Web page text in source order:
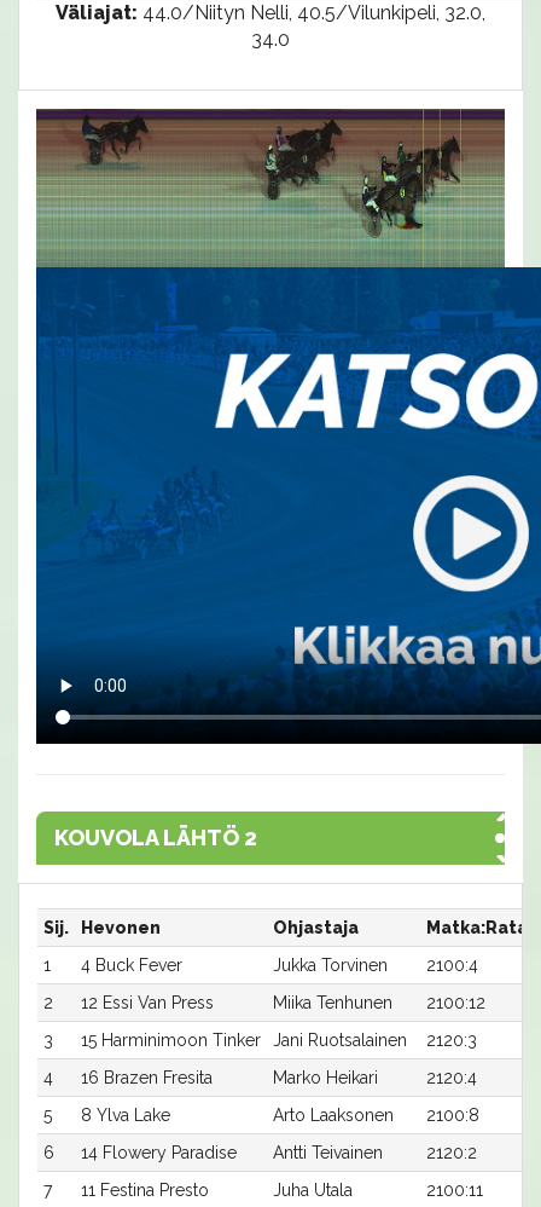
Väliajat: 44.0/Niityn Nelli, 40.5/Vilunkipeli, 32.0,
34.0
KOUVOLA LÄHTÖ 2
Sij. Hevonen Ohjastaja Matka:Rata
1
4 Buck Fever Jukka Torvinen 2100:4
2
12 Essi Van Press Miika Tenhunen 2100:12
3
15 Harminimoon Tinker Jani Ruotsalainen 2120:3
4
16 Brazen Fresita Marko Heikari 2120:4
5
8 Ylva Lake Arto Laaksonen 2100:8
6
14 Flowery Paradise Antti Teivainen 2120:2
7
11 Festina Presto Juha Utala 2100:11